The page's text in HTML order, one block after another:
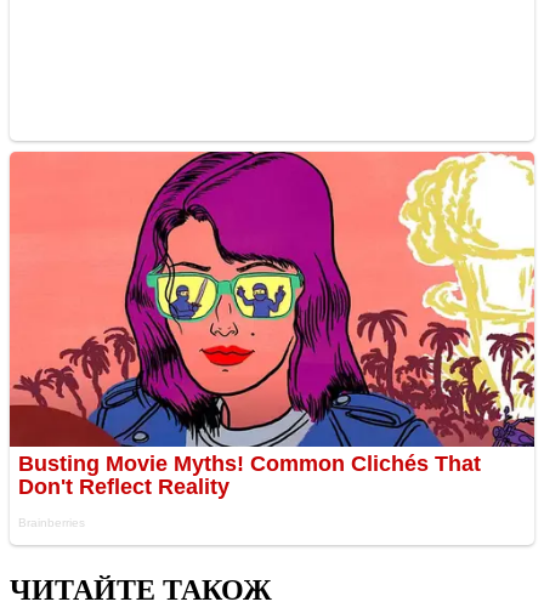
ЧИТАЙТЕ ТАКОЖ